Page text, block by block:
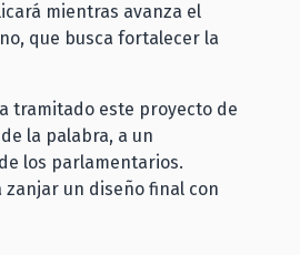
mientras avanza el
que busca fortalecer la
tramitado este proyecto de
la palabra, a un
los parlamentarios.
zanjar un diseño final con